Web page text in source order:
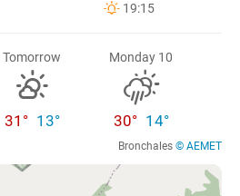
19:15
Tomorrow
31° 13°
Monday 10
30° 14°
Bronchales © AEMET